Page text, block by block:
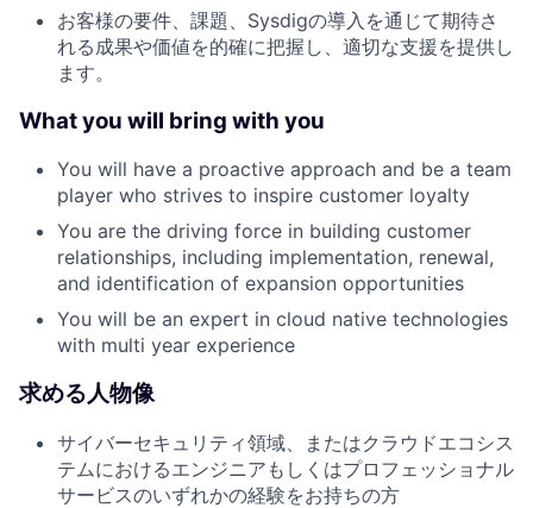
お客様の要件、課題、Sysdigの導入を通じて期待さ
れる成果や価値を的確に把握し、適切な支援を提供し
ます。
What you will bring with you
You will have a proactive approach and be a team
player who strives to inspire customer loyalty
You are the driving force in building customer
relationships, including implementation, renewal,
and identification of expansion opportunities
You will be an expert in cloud native technologies
with multi year experience
求める人物像
サイバーセキュリティ領域、またはクラウドエコシス
テムにおけるエンジニアもしくはプロフェッショナル
サービスのいずれかの経験をお持ちの方